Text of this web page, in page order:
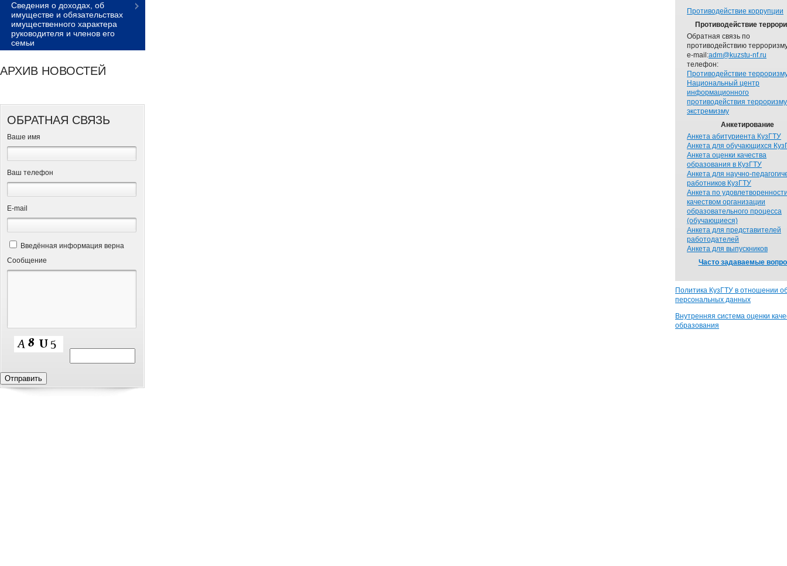
Сведения о доходах, об
имуществе и обязательствах
имущественного характера
руководителя и членов его
семьи
АРХИВ НОВОСТЕЙ
ОБРАТНАЯ СВЯЗЬ
Ваше имя
Ваш телефон
Е-mail
Введённая информация верна
Сообщение
Противодействие коррупции
Противодействие
Обратная связь по
противодействию
e-mail:adm@kuzstu-nf.ru
телефон:
Противодействие
Национальный центр
информационного
противодействия
экстремизму
Анкетирование
Анкета абитуриента КузГТУ
Анкета для обучающихся
Анкета оценки качества
образования в КузГТУ
Анкета для научно-
работников КузГТУ
Анкета по
качеством организации
образовательного процесса
(обучающиеся)
Анкета для представителей
работодателей
Анкета для выпускников
Часто задаваемые
Политика КузГТУ в отношении
персональных данных
Внутренняя система оценки
образования